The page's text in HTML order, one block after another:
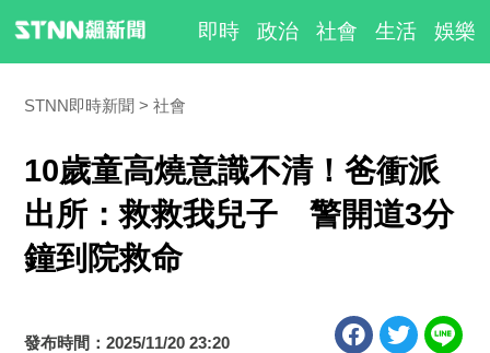
即時 政治 社會 生活 娛樂
STNN即時新聞 社會
10歲童高燒意識不清！爸衝派
出所：救救我兒子 警開道3分
鐘到院救命
發布時間：2025/11/20 23:20